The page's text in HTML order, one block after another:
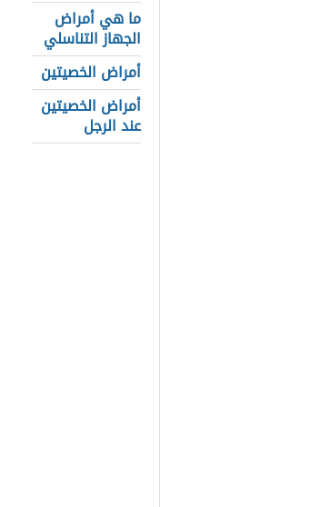
ما هي أمراض
الجهاز التناسلي
أمراض الخصيتين
أمراض الخصيتين
عند الرجل